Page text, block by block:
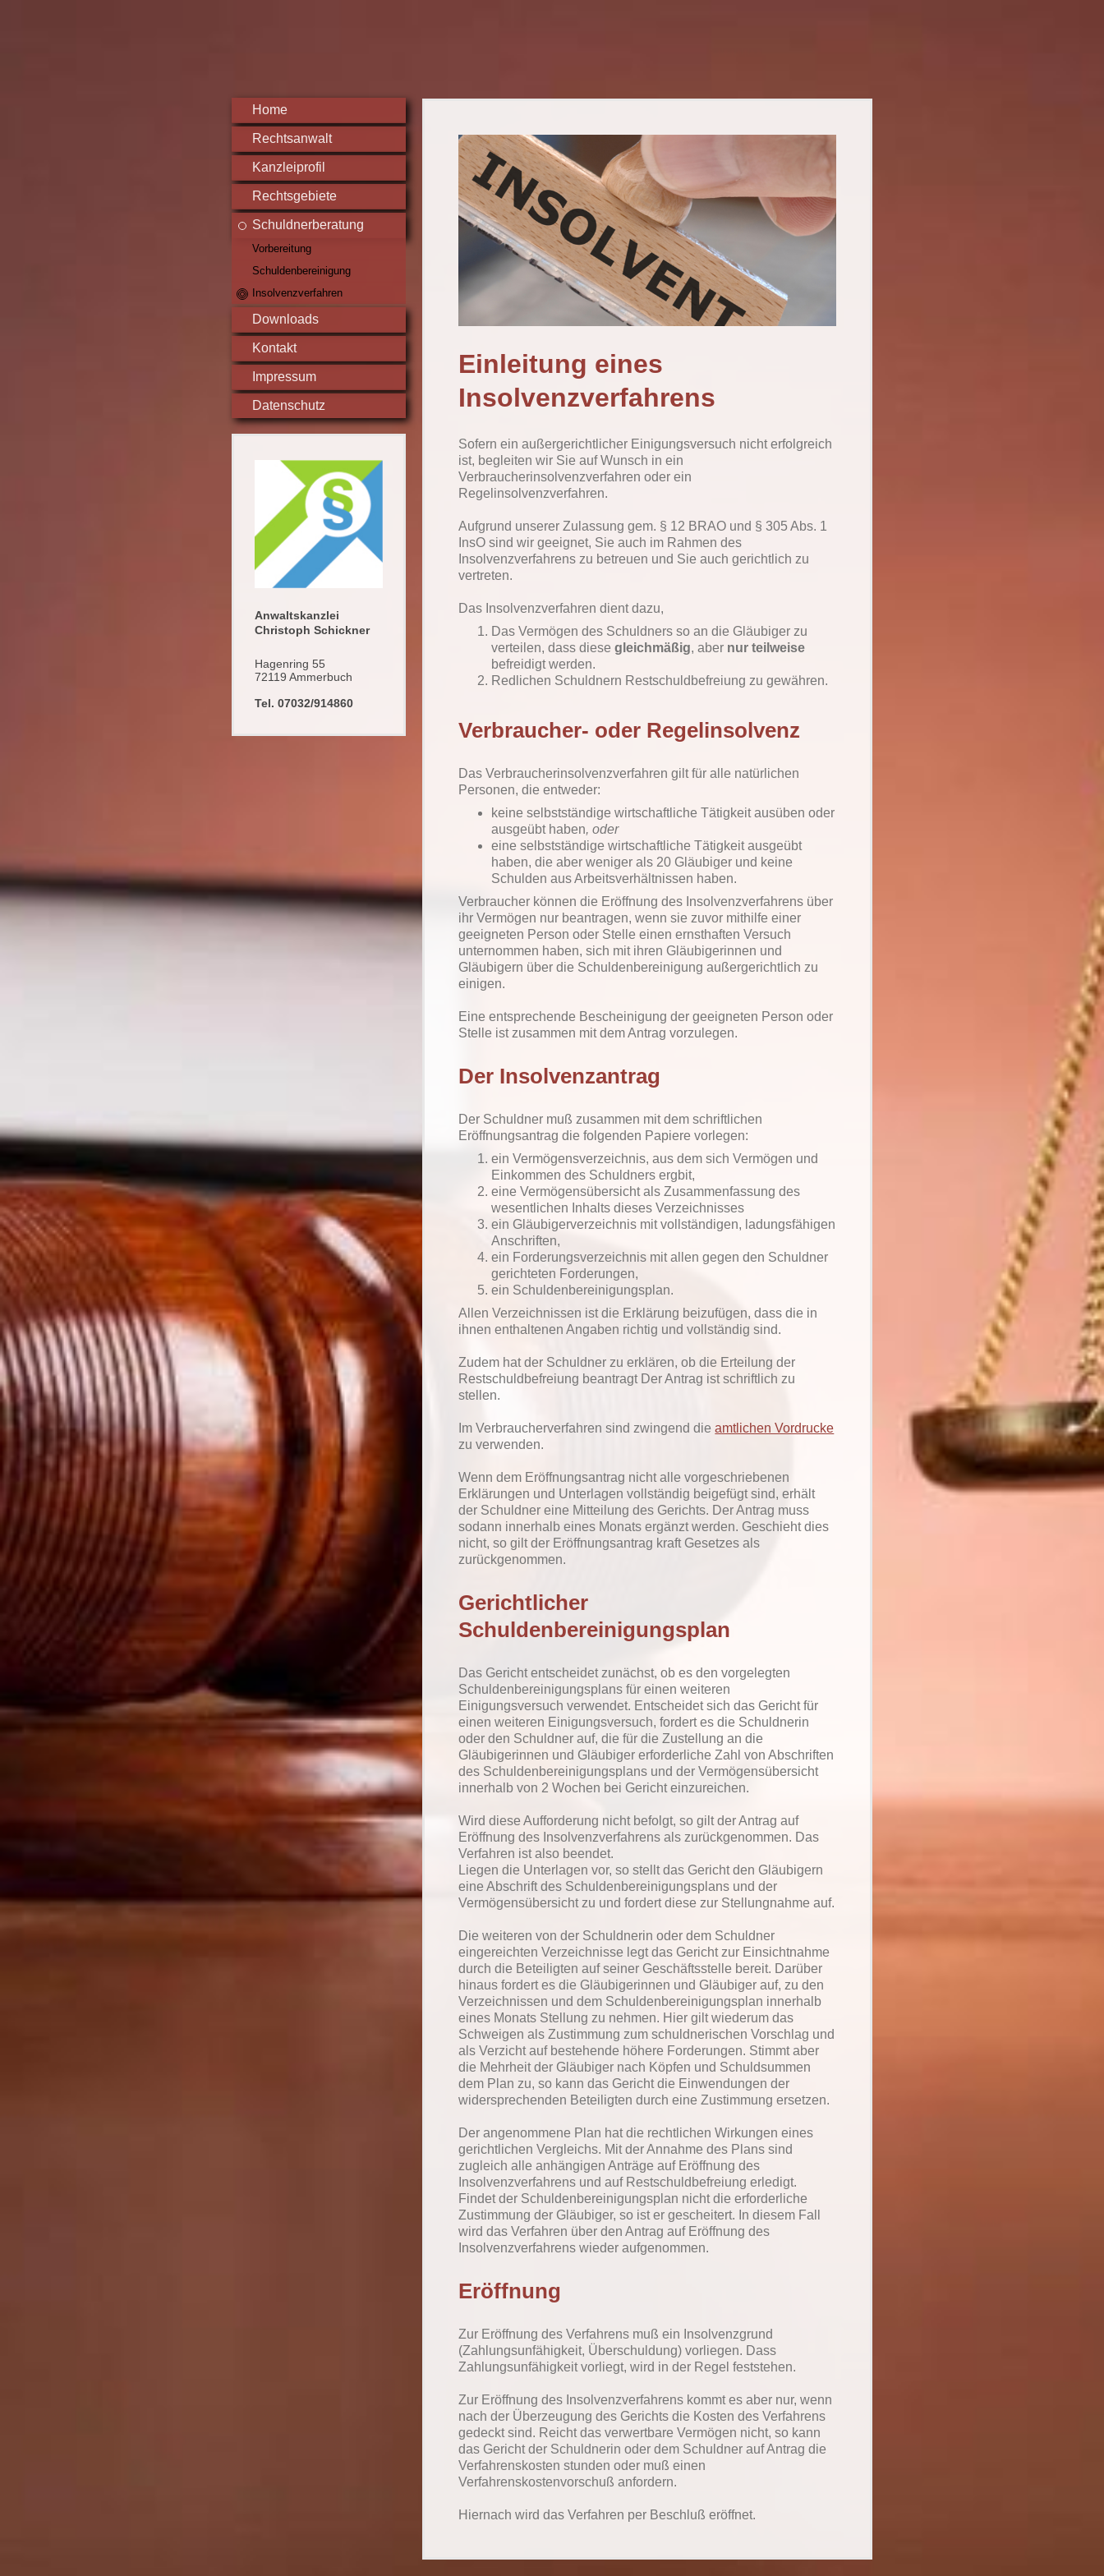
Home
Rechtsanwalt
Kanzleiprofil
Rechtsgebiete
Schuldnerberatung
Vorbereitung
Schuldenbereinigung
Insolvenzverfahren
Downloads
Kontakt
Impressum
Datenschutz
Anwaltskanzlei
Christoph Schickner
Hagenring 55
72119 Ammerbuch
Tel. 07032/914860
Einleitung eines
Insolvenzverfahrens
Sofern ein außergerichtlicher Einigungsversuch nicht erfolgreich
ist, begleiten wir Sie auf Wunsch in ein
Verbraucherinsolvenzverfahren oder ein
Regelinsolvenzverfahren.
Aufgrund unserer Zulassung gem. § 12 BRAO und § 305 Abs. 1
InsO sind wir geeignet, Sie auch im Rahmen des
Insolvenzverfahrens zu betreuen und Sie auch gerichtlich zu
vertreten.
Das Insolvenzverfahren dient dazu,
Das Vermögen des Schuldners so an die Gläubiger zu
verteilen, dass diesegleichmäßig, aber nur teilweise
befreidigt werden.
Redlichen Schuldnern Restschuldbefreiung zu gewähren.
Verbraucher- oder Regelinsolvenz
Das Verbraucherinsolvenzverfahren gilt für alle natürlichen
Personen, die entweder:
keine selbstständige wirtschaftliche Tätigkeit ausüben oder
ausgeübt haben, oder
eine selbstständige wirtschaftliche Tätigkeit ausgeübt
haben, die aber weniger als 20 Gläubiger und keine
Schulden aus Arbeitsverhältnissen haben.
Verbraucher können die Eröffnung des Insolvenzverfahrens über
ihr Vermögen nur beantragen, wenn sie zuvor mithilfe einer
geeigneten Person oder Stelle einen ernsthaften Versuch
unternommen haben, sich mit ihren Gläubigerinnen und
Gläubigern über die Schuldenbereinigung außergerichtlich zu
einigen.
Eine entsprechende Bescheinigung der geeigneten Person oder
Stelle ist zusammen mit dem Antrag vorzulegen.
Der Insolvenzantrag
Der Schuldner muß zusammen mit dem schriftlichen
Eröffnungsantrag die folgenden Papiere vorlegen:
ein Vermögensverzeichnis, aus dem sich Vermögen und
Einkommen des Schuldners ergbit,
eine Vermögensübersicht als Zusammenfassung des
wesentlichen Inhalts dieses Verzeichnisses
ein Gläubigerverzeichnis mit vollständigen, ladungsfähigen
Anschriften,
ein Forderungsverzeichnis mit allen gegen den Schuldner
gerichteten Forderungen,
ein Schuldenbereinigungsplan.
Allen Verzeichnissen ist die Erklärung beizufügen, dass die in
ihnen enthaltenen Angaben richtig und vollständig sind.
Zudem hat der Schuldner zu erklären, ob die Erteilung der
Restschuldbefreiung beantragt Der Antrag ist schriftlich zu
stellen.
Im Verbraucherverfahren sind zwingend dieamtlichen Vordrucke
zu verwenden.
Wenn dem Eröffnungsantrag nicht alle vorgeschriebenen
Erklärungen und Unterlagen vollständig beigefügt sind, erhält
der Schuldner eine Mitteilung des Gerichts. Der Antrag muss
sodann innerhalb eines Monats ergänzt werden. Geschieht dies
nicht, so gilt der Eröffnungsantrag kraft Gesetzes als
zurückgenommen.
Gerichtlicher
Schuldenbereinigungsplan
Das Gericht entscheidet zunächst, ob es den vorgelegten
Schuldenbereinigungsplans für einen weiteren
Einigungsversuch verwendet. Entscheidet sich das Gericht für
einen weiteren Einigungsversuch, fordert es die Schuldnerin
oder den Schuldner auf, die für die Zustellung an die
Gläubigerinnen und Gläubiger erforderliche Zahl von Abschriften
des Schuldenbereinigungsplans und der Vermögensübersicht
innerhalb von 2 Wochen bei Gericht einzureichen.
Wird diese Aufforderung nicht befolgt, so gilt der Antrag auf
Eröffnung des Insolvenzverfahrens als zurückgenommen. Das
Verfahren ist also beendet.
Liegen die Unterlagen vor, so stellt das Gericht den Gläubigern
eine Abschrift des Schuldenbereinigungsplans und der
Vermögensübersicht zu und fordert diese zur Stellungnahme auf.
Die weiteren von der Schuldnerin oder dem Schuldner
eingereichten Verzeichnisse legt das Gericht zur Einsichtnahme
durch die Beteiligten auf seiner Geschäftsstelle bereit. Darüber
hinaus fordert es die Gläubigerinnen und Gläubiger auf, zu den
Verzeichnissen und dem Schuldenbereinigungsplan innerhalb
eines Monats Stellung zu nehmen. Hier gilt wiederum das
Schweigen als Zustimmung zum schuldnerischen Vorschlag und
als Verzicht auf bestehende höhere Forderungen. Stimmt aber
die Mehrheit der Gläubiger nach Köpfen und Schuldsummen
dem Plan zu, so kann das Gericht die Einwendungen der
widersprechenden Beteiligten durch eine Zustimmung ersetzen.
Der angenommene Plan hat die rechtlichen Wirkungen eines
gerichtlichen Vergleichs. Mit der Annahme des Plans sind
zugleich alle anhängigen Anträge auf Eröffnung des
Insolvenzverfahrens und auf Restschuldbefreiung erledigt.
Findet der Schuldenbereinigungsplan nicht die erforderliche
Zustimmung der Gläubiger, so ist er gescheitert. In diesem Fall
wird das Verfahren über den Antrag auf Eröffnung des
Insolvenzverfahrens wieder aufgenommen.
Eröffnung
Zur Eröffnung des Verfahrens muß ein Insolvenzgrund
(Zahlungsunfähigkeit, Überschuldung) vorliegen. Dass
Zahlungsunfähigkeit vorliegt, wird in der Regel feststehen.
Zur Eröffnung des Insolvenzverfahrens kommt es aber nur, wenn
nach der Überzeugung des Gerichts die Kosten des Verfahrens
gedeckt sind. Reicht das verwertbare Vermögen nicht, so kann
das Gericht der Schuldnerin oder dem Schuldner auf Antrag die
Verfahrenskosten stunden oder muß einen
Verfahrenskostenvorschuß anfordern.
Hiernach wird das Verfahren per Beschluß eröffnet.